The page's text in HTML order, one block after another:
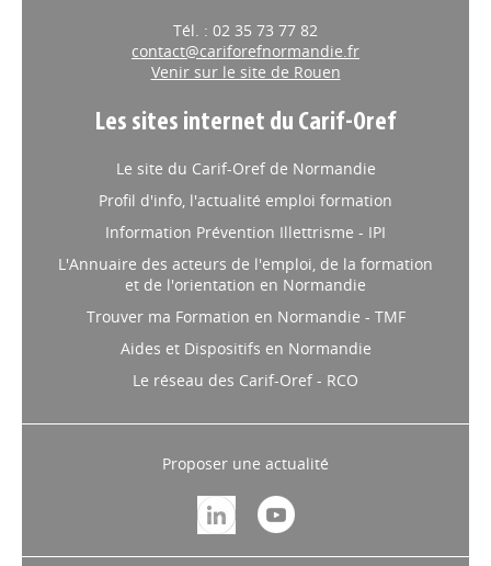
Tél. : 02 35 73 77 82
contact@cariforefnormandie.fr
Venir sur le site de Rouen
Les sites internet du Carif-Oref
Le site du Carif-Oref de Normandie
Profil d'info, l'actualité emploi formation
Information Prévention Illettrisme - IPI
L'Annuaire des acteurs de l'emploi, de la formation
et de l'orientation en Normandie
Trouver ma Formation en Normandie - TMF
Aides et Dispositifs en Normandie
Le réseau des Carif-Oref - RCO
Proposer une actualité